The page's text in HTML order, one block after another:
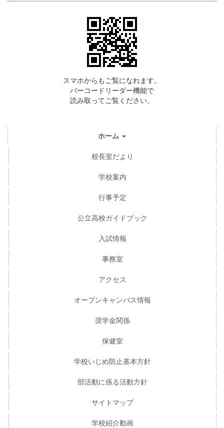
スマホからもご覧になれます。
バーコードリーダー機能で
読み取ってご覧ください。
ホーム
校長室だより
学校案内
行事予定
公立高校ガイドブック
入試情報
事務室
アクセス
オープンキャンパス情報
奨学金関係
保健室
学校いじめ防止基本方針
部活動に係る活動方針
サイトマップ
学校紹介動画